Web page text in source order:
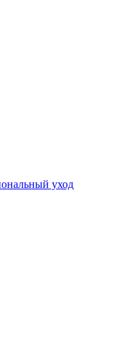
уход